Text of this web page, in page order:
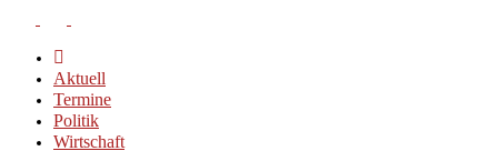
Aktuell
Termine
Politik
Wirtschaft